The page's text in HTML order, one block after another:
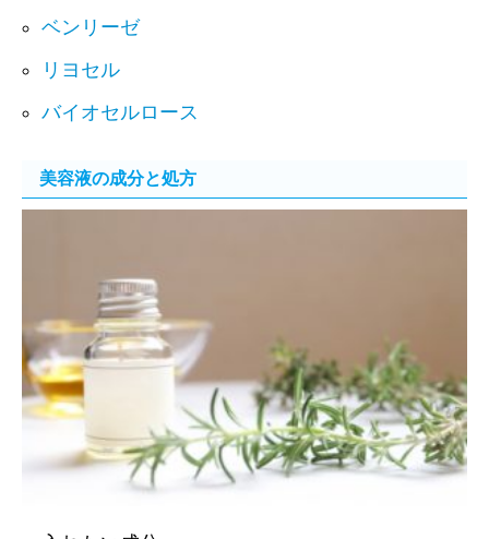
ベンリーゼ
リヨセル
バイオセルロース
美容液の成分と処方